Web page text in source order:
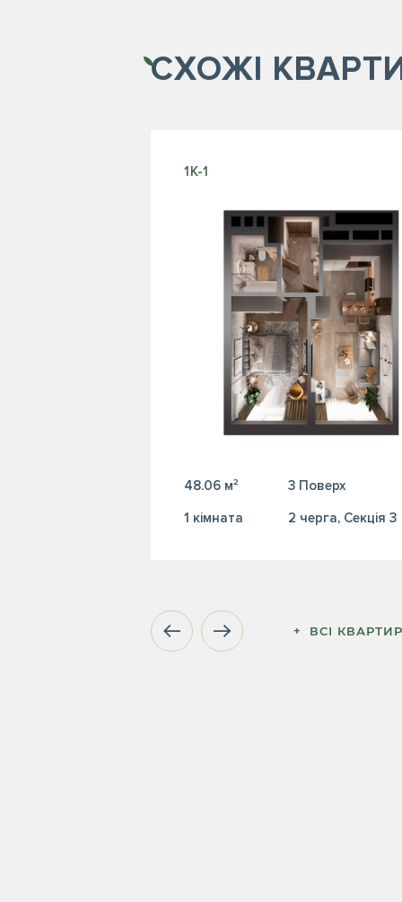
СХОЖІ
1К-1
48.06 м² 3 Поверх
1 кiмната 2 черга, Секція 3
+  ВСІ